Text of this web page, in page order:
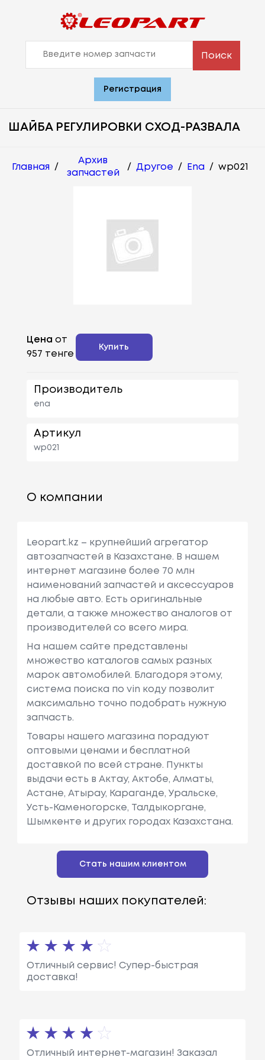
Поиск
Регистрация
ШАЙБА РЕГУЛИРОВКИ СХОД-РАЗВАЛА
Главная /
Архив
запчастей
/ Другое / Ena / wp021
Цена от
957 тенге
Купить
Производитель
ena
Артикул
wp021
О компании
Leopart.kz – крупнейший агрегатор
автозапчастей в Казахстане. В нашем
интернет магазине более 70 млн
наименований запчастей и аксессуаров
на любые авто. Есть оригинальные
детали, а также множество аналогов от
производителей со всего мира.
На нашем сайте представлены
множество каталогов самых разных
марок автомобилей. Благодоря этому,
система поиска по vin коду позволит
максимально точно подобрать нужную
запчасть.
Товары нашего магазина порадуют
оптовыми ценами и бесплатной
доставкой по всей стране. Пункты
выдачи есть в Актау, Актобе, Алматы,
Астане, Атырау, Караганде, Уральске,
Усть-Каменогорске, Талдыкоргане,
Шымкенте и других городах Казахстана.
Стать нашим клиентом
Отзывы наших покупателей:
Отличный сервис! Супер-быстрая
доставка!
Отличный интернет-магазин! Заказал